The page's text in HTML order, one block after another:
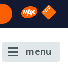
Omroep
NPO
menu